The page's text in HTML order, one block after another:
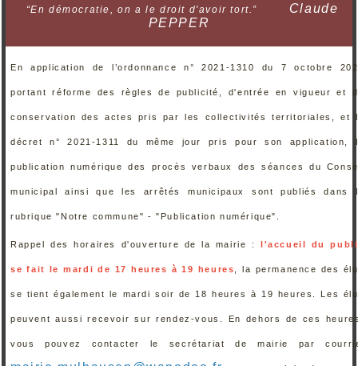
“En démocratie, on a le droit d'avoir tort.”
Claude
PEPPER
En application de l’ordonnance n° 2021-1310 du 7 octobre
portant réforme des règles de publicité, d'entrée en vigueur et
conservation des actes pris par les collectivités territoriales, et
décret n° 2021-1311 du même jour pris pour son application,
publication numérique des procès verbaux des séances du
municipal ainsi que les arrêtés municipaux sont publiés dans
rubrique "Notre commune" - "Publication numérique".
Rappel des horaires d'ouverture de la mairie : l'accueil du
se fait le mardi de 17 heures à 19 heures , la permanence des
se tient également le mardi soir de 18 heures à 19 heures. Les
peuvent aussi recevoir sur rendez-vous. En dehors de ces
vous pouvez contacter le secrétariat de mairie par